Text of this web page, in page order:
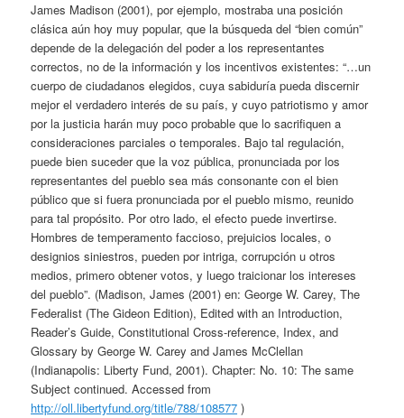
James Madison (2001), por ejemplo, mostraba una posición
clásica aún hoy muy popular, que la búsqueda del “bien común”
depende de la delegación del poder a los representantes
correctos, no de la información y los incentivos existentes: “…un
cuerpo de ciudadanos elegidos, cuya sabiduría pueda discernir
mejor el verdadero interés de su país, y cuyo patriotismo y amor
por la justicia harán muy poco probable que lo sacrifiquen a
consideraciones parciales o temporales. Bajo tal regulación,
puede bien suceder que la voz pública, pronunciada por los
representantes del pueblo sea más consonante con el bien
público que si fuera pronunciada por el pueblo mismo, reunido
para tal propósito. Por otro lado, el efecto puede invertirse.
Hombres de temperamento faccioso, prejuicios locales, o
designios siniestros, pueden por intriga, corrupción u otros
medios, primero obtener votos, y luego traicionar los intereses
del pueblo”. (Madison, James (2001) en: George W. Carey, The
Federalist (The Gideon Edition), Edited with an Introduction,
Reader’s Guide, Constitutional Cross-reference, Index, and
Glossary by George W. Carey and James McClellan
(Indianapolis: Liberty Fund, 2001). Chapter: No. 10: The same
Subject continued. Accessed from
http://oll.libertyfund.org/title/788/108577 )